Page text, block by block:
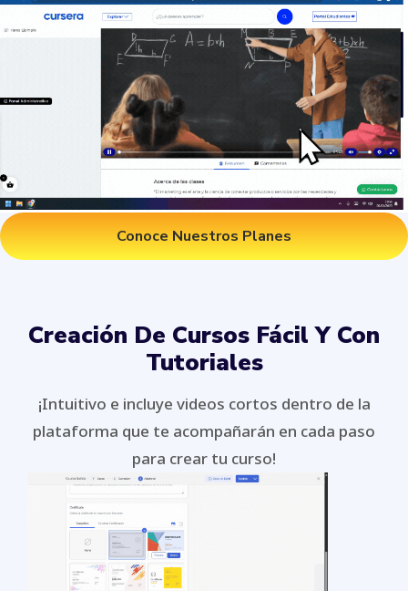
Conoce Nuestros Planes
Creación De Cursos Fácil Y Con
Tutoriales
¡Intuitivo e incluye videos cortos dentro de la
plataforma que te acompañarán en cada paso
para crear tu curso!